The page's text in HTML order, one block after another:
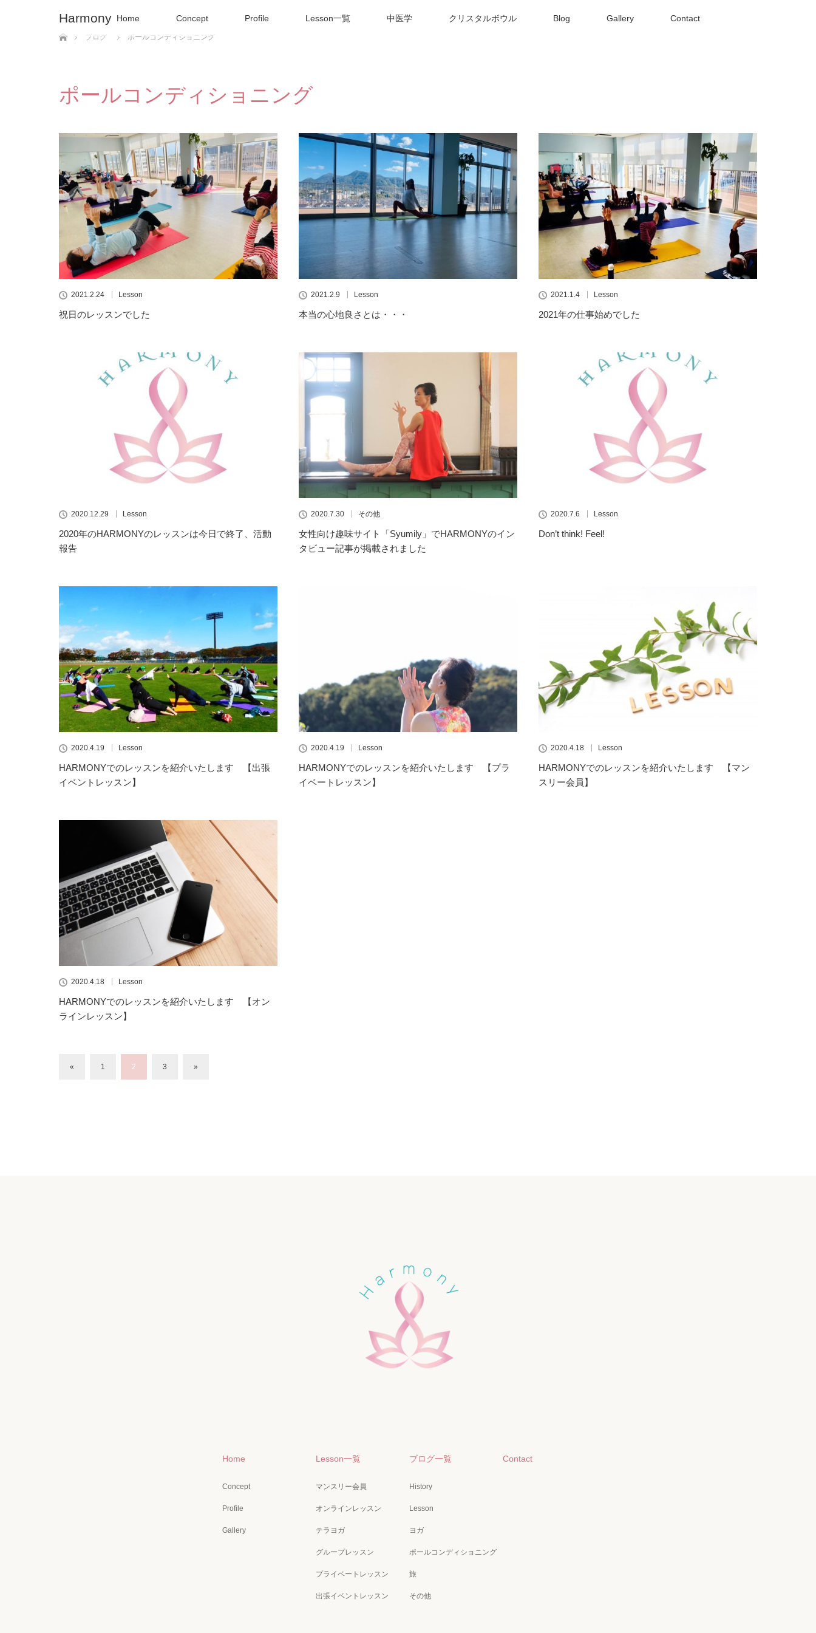
Harmony Home Concept Profile Lesson一覧 中医学 クリスタルボウル Blog Gallery Contact
ホーム
ブログ
ポールコンディショニング
ポールコンディショニング
2021.2.24 Lesson
祝日のレッスンでした
2021.2.9 Lesson
本当の心地良さとは・・・
2021.1.4 Lesson
2021年の仕事始めでした
2020.12.29 Lesson
2020年のHARMONYのレッスンは今日で終了、活動
報告
2020.7.30 その他
女性向け趣味サイト「Syumily」でHARMONYのイン
タビュー記事が掲載されました
2020.7.6 Lesson
Don’t think! Feel!
2020.4.19 Lesson
HARMONYでのレッスンを紹介いたします 【出張
イベントレッスン】
2020.4.19 Lesson
HARMONYでのレッスンを紹介いたします 【プラ
イベートレッスン】
2020.4.18 Lesson
HARMONYでのレッスンを紹介いたします 【マン
スリー会員】
2020.4.18 Lesson
HARMONYでのレッスンを紹介いたします 【オン
ラインレッスン】
« 1 2 3 »
Home
Concept
Profile
Gallery
Lesson一覧
マンスリー会員
オンラインレッスン
テラヨガ
グループレッスン
プライベートレッスン
出張イベントレッスン
ブログ一覧
History
Lesson
ヨガ
ポールコンディショニング
旅
その他
Contact